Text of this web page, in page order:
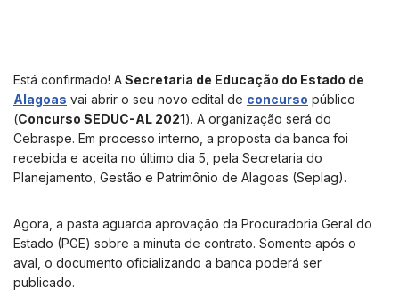
Está confirmado! ASecretaria de Educação do Estado de
Alagoas vai abrir o seu novo edital de concurso público
(Concurso SEDUC-AL 2021). A organização será do
Cebraspe. Em processo interno, a proposta da banca foi
recebida e aceita no último dia 5, pela Secretaria do
Planejamento, Gestão e Patrimônio de Alagoas (Seplag).
Agora, a pasta aguarda aprovação da Procuradoria Geral do
Estado (PGE) sobre a minuta de contrato. Somente após o
aval, o documento oficializando a banca poderá ser
publicado.